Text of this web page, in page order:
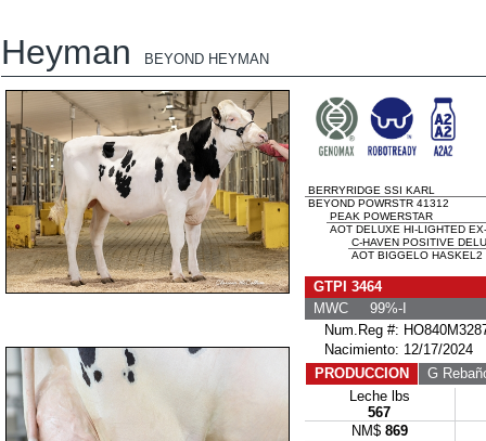
Heyman BEYOND HEYMAN
BERRYRIDGE SSI KARL
BEYOND POWRSTR 41312
PEAK POWERSTAR
AOT DELUXE HI-LIGHTED
C-HAVEN POSITIVE
AOT BIGGELO HASKEL2
GTPI 3464
MWC 99%-I
Num.Reg #:
Nacimiento: 12/17/2024
PRODUCCION
G
Leche lbs
567
NM$ 869